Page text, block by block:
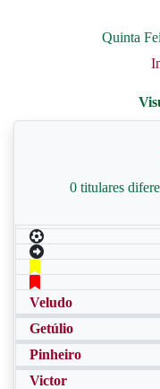
Quinta
0 titulares
Veludo
Getúlio
Pinheiro
Victor